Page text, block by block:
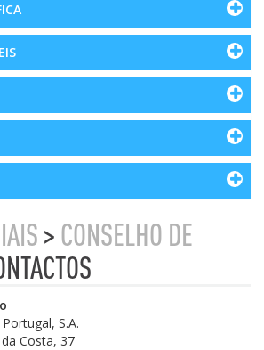
> CONSELHO DE
S.A.
Costa, 37